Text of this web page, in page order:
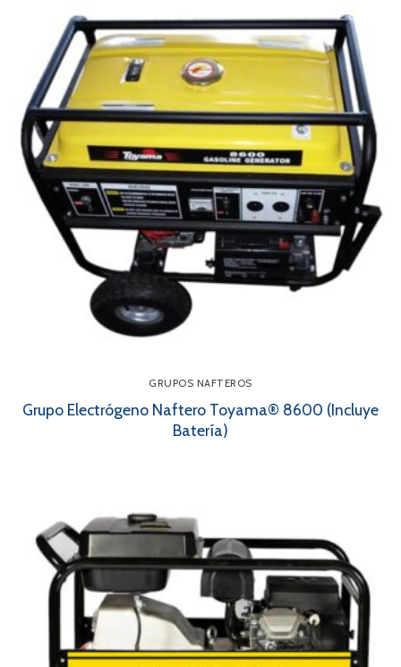
GRUPOS NAFTEROS
Grupo Electrógeno Naftero Toyama® 8600 (Incluye
Batería)